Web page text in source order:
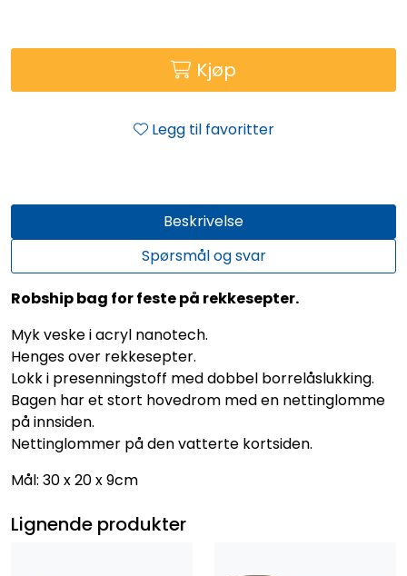
Kjøp
Legg til favoritter
Beskrivelse
Spørsmål og svar
Robship bag for feste på rekkesepter.
Myk veske i acryl nanotech.
Henges over rekkesepter.
Lokk i presenningstoff med dobbel borrelåslukking.
Bagen har et stort hovedrom med en nettinglomme
på innsiden.
Nettinglommer på den vatterte kortsiden.
Mål: 30 x 20 x 9cm
Lignende produkter